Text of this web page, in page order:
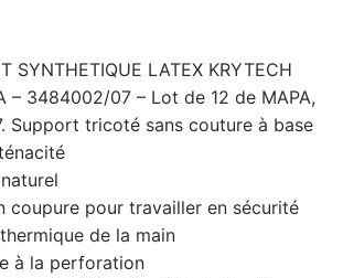
SYNTHETIQUE LATEX KRYTECH
– 3484002/07 – Lot de 12 de MAPA,
Support tricoté sans couture à base
coupure pour travailler en sécurité
de la main
à la perforation